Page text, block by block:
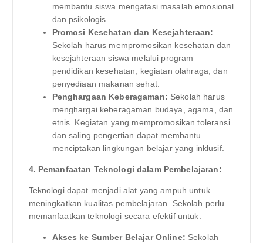
membantu siswa mengatasi masalah emosional
dan psikologis.
Promosi Kesehatan dan Kesejahteraan:
Sekolah harus mempromosikan kesehatan dan
kesejahteraan siswa melalui program
pendidikan kesehatan, kegiatan olahraga, dan
penyediaan makanan sehat.
Penghargaan Keberagaman: Sekolah harus
menghargai keberagaman budaya, agama, dan
etnis. Kegiatan yang mempromosikan toleransi
dan saling pengertian dapat membantu
menciptakan lingkungan belajar yang inklusif.
4. Pemanfaatan Teknologi dalam Pembelajaran:
Teknologi dapat menjadi alat yang ampuh untuk
meningkatkan kualitas pembelajaran. Sekolah perlu
memanfaatkan teknologi secara efektif untuk:
Akses ke Sumber Belajar Online: Sekolah